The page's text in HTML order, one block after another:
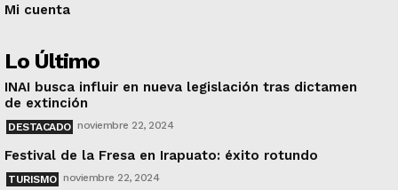
Mi cuenta
Lo Último
INAI busca influir en nueva legislación tras dictamen
de extinción
DESTACADO noviembre 22, 2024
Festival de la Fresa en Irapuato: éxito rotundo
TURISMO noviembre 22, 2024